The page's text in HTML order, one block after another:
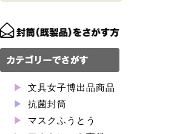
文具女子博出品商品
抗菌封筒
マスクふうとう